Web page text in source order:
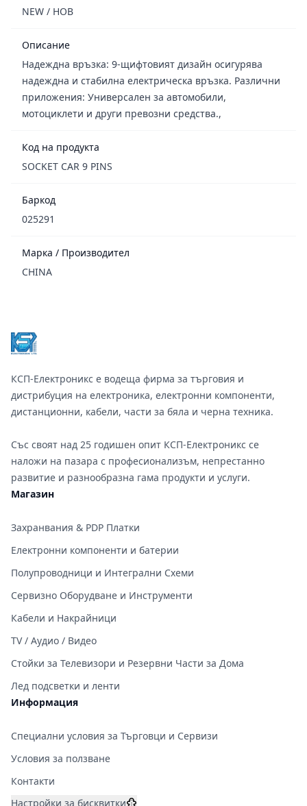
NEW / НОВ
Описание
Надеждна връзка: 9-щифтовият дизайн осигурява
надеждна и стабилна електрическа връзка. Различни
приложения: Универсален за автомобили,
мотоциклети и други превозни средства.,
Код на продукта
SOCKET CAR 9 PINS
Баркод
025291
Марка / Производител
CHINA
КСП-Електроникс е водеща фирма за търговия и
дистрибуция на електроника, електронни компоненти,
дистанционни, кабели, части за бяла и черна техника.
Със своят над 25 годишен опит КСП-Електроникс се
наложи на пазара с професионализъм, непрестанно
развитие и разнообразна гама продукти и услуги.
Магазин
Захранвания & PDP Платки
Електронни компоненти и батерии
Полупроводници и Интегрални Схеми
Сервизно Оборудване и Инструменти
Кабели и Накрайници
TV / Аудио / Видео
Стойки за Телевизори и Резервни Части за Дома
Лед подсветки и ленти
Информация
Специални условия за Търговци и Сервизи
Условия за ползване
Контакти
Настройки за бисквитки